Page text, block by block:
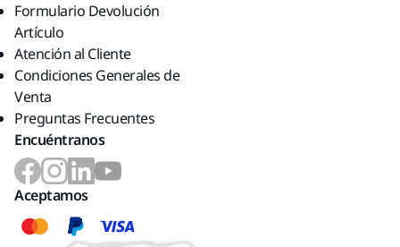
Formulario Devolución
Artículo
Atención al Cliente
Condiciones Generales de
Venta
Preguntas Frecuentes
Encuéntranos
Aceptamos